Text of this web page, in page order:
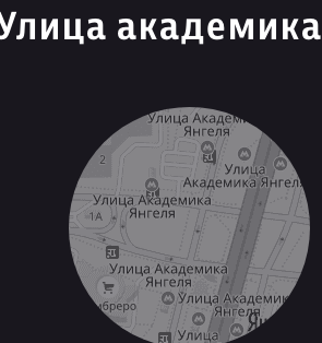
академика